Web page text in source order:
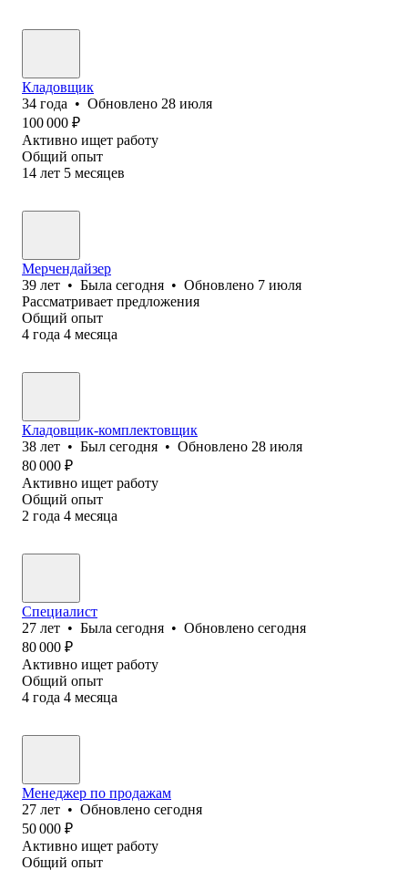
Кладовщик
34 года • Обновлено 28 июля
100 000 ₽
Активно ищет работу
Общий опыт
14 лет 5 месяцев
Мерчендайзер
39 лет • Была сегодня • Обновлено 7 июля
Рассматривает предложения
Общий опыт
4 года 4 месяца
Кладовщик-комплектовщик
38 лет • Был сегодня • Обновлено 28 июля
80 000 ₽
Активно ищет работу
Общий опыт
2 года 4 месяца
Специалист
27 лет • Была сегодня • Обновлено сегодня
80 000 ₽
Активно ищет работу
Общий опыт
4 года 4 месяца
Менеджер по продажам
27 лет • Обновлено сегодня
50 000 ₽
Активно ищет работу
Общий опыт